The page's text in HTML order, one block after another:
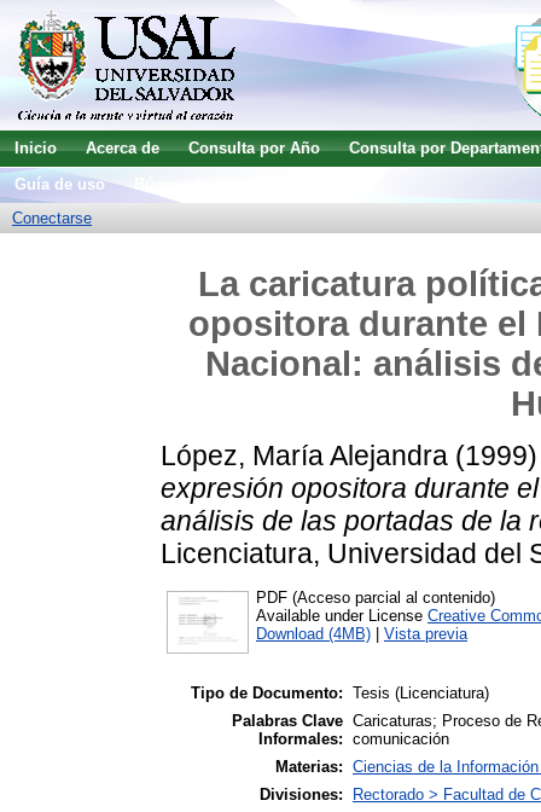
Inicio Acerca de Consulta por Año
Consulta por
Guía de uso
Conectarse
La caricatura
opositora durante el
Nacional: análisis
López, María Alejandra
expresión opositora durante
análisis de las portadas de la
Licenciatura, Universidad del
PDF (Acceso parcial al contenido)
Available under License Creative
Download (4MB)
Vista previa
Tipo de Documento: Tesis (Licenciatura)
Palabras Clave
Informales:
Caricaturas; Proceso de
comunicación
Materias: Ciencias de la
Divisiones:
Rectorado > Facultad de